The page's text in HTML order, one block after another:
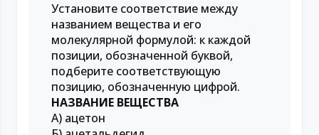
Установите соответствие между
названием вещества и его
молекулярной формулой: к каждой
позиции, обозначенной буквой,
подберите соответствующую
позицию, обозначенную цифрой.
НАЗВАНИЕ ВЕЩЕСТВА
А) ацетон